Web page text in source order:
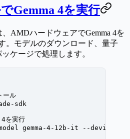
Gemma 4を実行
AMDハードウェアでGemma 4を
。モデルのダウンロード、量子
ケージで処理します。
ール
sdk
を実行
gemma-4-12b-it --device